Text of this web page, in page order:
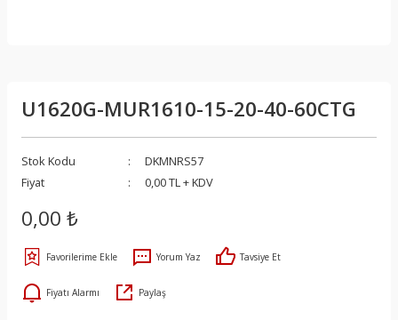
U1620G-MUR1610-15-20-40-60CTG
Stok Kodu
DKMNRS57
Fiyat
0,00 TL + KDV
0,00 ₺
Yorum Yaz Tavsiye Et
Fiyatı Alarmı Paylaş